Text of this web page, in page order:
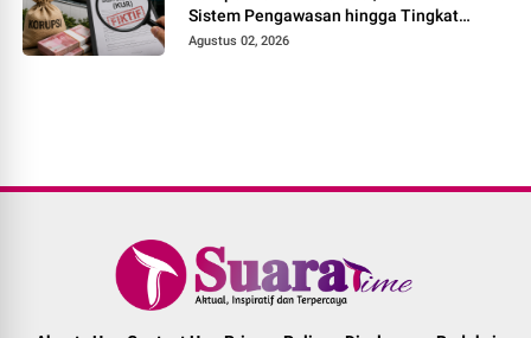
Sistem Pengawasan hingga Tingkat
Direksi
Agustus 02, 2026